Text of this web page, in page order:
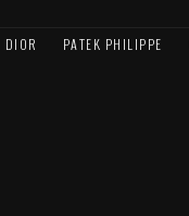
DIOR PATEK PHILIPPE